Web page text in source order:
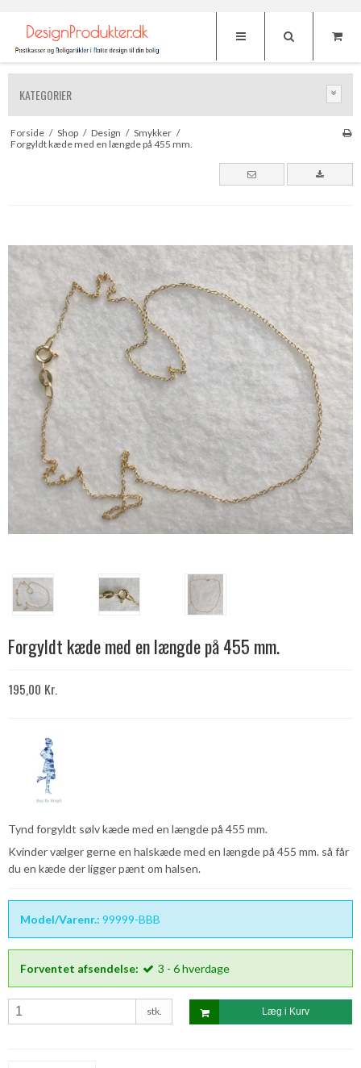
KATEGORIER
Forside / Shop / Design / Smykker /
Forgyldt kæde med en længde på 455 mm.
Forgyldt kæde med en længde på 455 mm.
195,00 Kr.
Tynd forgyldt sølv kæde med en længde på 455 mm.
Kvinder vælger gerne en halskæde med en længde på 455 mm. så får
du en kæde der ligger pænt om halsen.
Model/Varenr.: 99999-BBB
Forventet afsendelse: 3 - 6 hverdage
stk. Læg i Kurv